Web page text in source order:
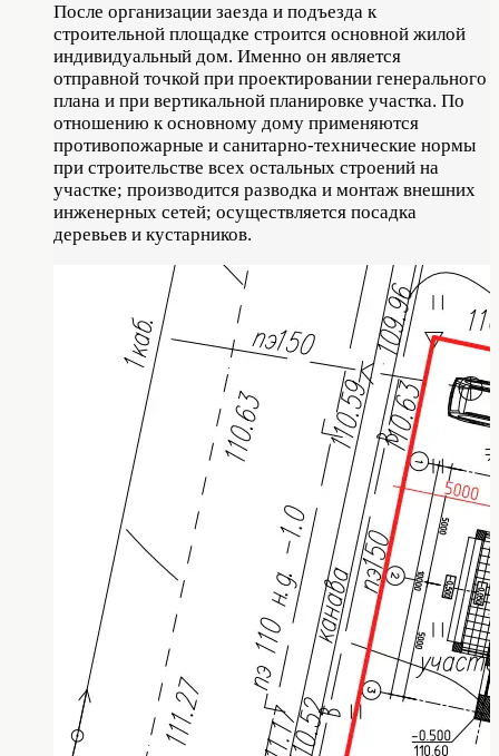
После организации заезда и подъезда к
строительной площадке строится основной жилой
индивидуальный дом. Именно он является
отправной точкой при проектировании генерального
плана и при вертикальной планировке участка. По
отношению к основному дому применяются
противопожарные и санитарно-технические нормы
при строительстве всех остальных строений на
участке; производится разводка и монтаж внешних
инженерных сетей; осуществляется посадка
деревьев и кустарников.